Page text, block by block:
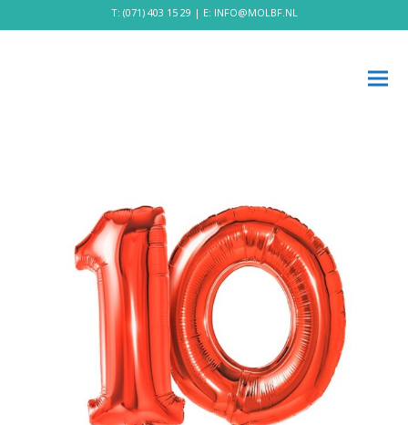
T: (071) 403 15 29 | E: INFO@MOLBF.NL